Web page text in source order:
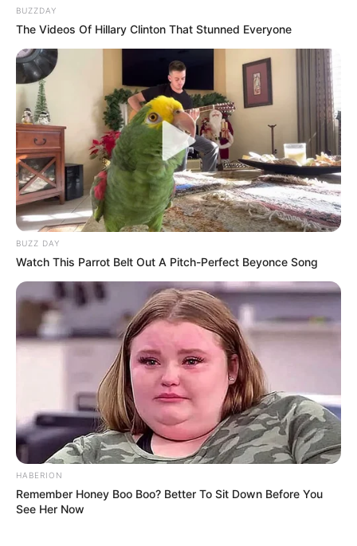
Tags શનિ
અમારી યુટ્યુબ ચેનલ ને Subscribe કરો
BUZZDAY
The Videos Of Hillary Clinton That Stunned Everyone
BUZZ DAY
Watch This Parrot Belt Out A Pitch-Perfect Beyonce Song
HABERION
Remember Honey Boo Boo? Better To Sit Down Before You
See Her Now